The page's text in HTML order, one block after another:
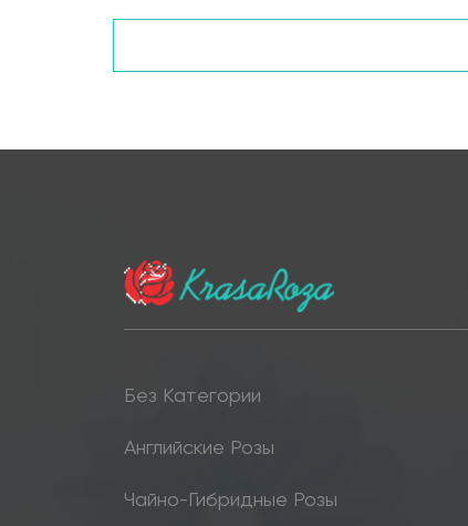
Без Категории
Английские Розы
Чайно-Гибридные Розы